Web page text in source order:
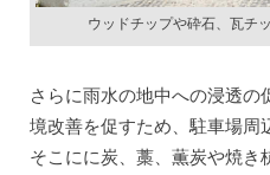
ウッドチップや砕石、瓦チ
さらに雨水の地中への浸透
境改善を促すため、駐車場周
そこにに炭、藁、薫炭や焼き